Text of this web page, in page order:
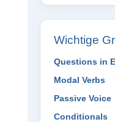
Wichtige
Questions in
Modal Verbs
Passive Voice
Conditionals